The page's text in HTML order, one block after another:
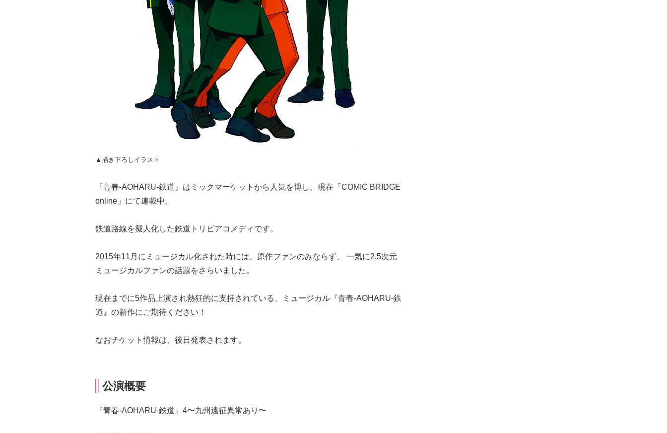
▲描き下ろしイラスト
『青春-AOHARU-鉄道』はミックマーケットから人気を博し、現在「COMIC BRIDGE
online」にて連載中。
鉄道路線を擬人化した鉄道トリビアコメディです。
2015年11月にミュージカル化された時には、原作ファンのみならず、 一気に2.5次元
ミュージカルファンの話題をさらいました。
現在までに5作品上演され熱狂的に支持されている、ミュージカル『青春-AOHARU-鉄
道』の新作にご期待ください！
なおチケット情報は、後日発表されます。
公演概要
『青春-AOHARU-鉄道』4〜九州遠征異常あり〜